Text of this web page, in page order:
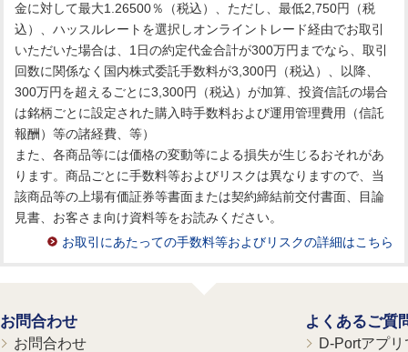
金に対して最大1.26500％（税込）、ただし、最低2,750円（税
込）、ハッスルレートを選択しオンライントレード経由でお取引
いただいた場合は、1日の約定代金合計が300万円までなら、取引
回数に関係なく国内株式委託手数料が3,300円（税込）、以降、
300万円を超えるごとに3,300円（税込）が加算、投資信託の場合
は銘柄ごとに設定された購入時手数料および運用管理費用（信託
報酬）等の諸経費、等）
また、各商品等には価格の変動等による損失が生じるおそれがあ
ります。商品ごとに手数料等およびリスクは異なりますので、当
該商品等の上場有価証券等書面または契約締結前交付書面、目論
見書、お客さま向け資料等をお読みください。
お取引にあたっての手数料等およびリスクの詳細はこちら
お問合わせ
お問合わせ
よくあるご質
D-Portアプ